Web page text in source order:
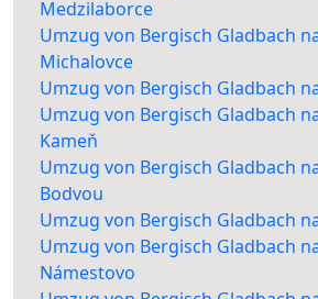
Medzilaborce
Umzug von Bergisch Gladbach
Michalovce
Umzug von Bergisch Gladbach
Umzug von Bergisch Gladbach
Kameň
Umzug von Bergisch Gladbach
Bodvou
Umzug von Bergisch Gladbach
Umzug von Bergisch Gladbach
Námestovo